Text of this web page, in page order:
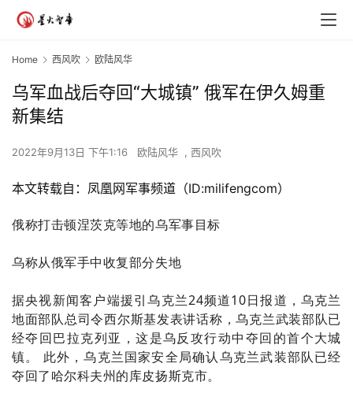
Home 西风吹 欧陆风华
乌军血战后夺回“大城镇” 俄军在伊久姆重
新集结
2022年9月13日 下午1:16 欧陆风华 , 西风吹
本文转载自：凤凰网军事频道（ID:milifengcom）
俄称打击顿涅茨克等地的乌军事目标
乌称从俄军手中收复部分失地
据央视新闻客户端援引乌克兰24频道10日报道，乌克兰
地面部队总司令西尔斯基发表讲话称，乌克兰武装部队已
经夺回巴拉克列亚，这是乌反攻行动中夺回的首个大城
镇。 此外，乌克兰国家安全局确认乌克兰武装部队已经
夺回了哈尔科夫州的库皮扬斯克市。